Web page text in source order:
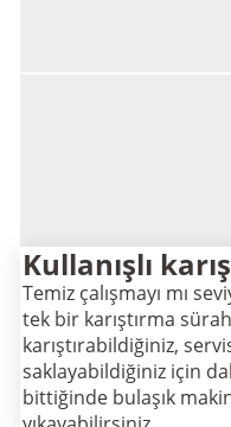
Kullanışlı
Temiz çalışmayı mı
tek bir karıştırma
karıştırabildiğiniz,
saklayabildiğiniz için
bittiğinde bulaşık